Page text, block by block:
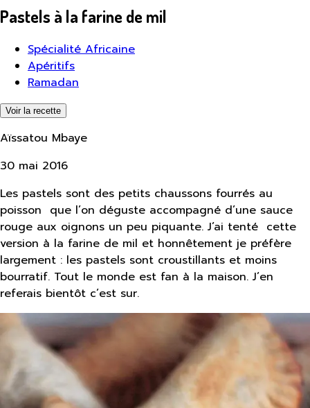
Pastels à la farine de mil
Spécialité Africaine
Apéritifs
Ramadan
Voir la recette
Aïssatou Mbaye
30 mai 2016
Les pastels sont des petits chaussons fourrés au
poisson que l’on déguste accompagné d’une sauce
rouge aux oignons un peu piquante. J’ai tenté cette
version à la farine de mil et honnêtement je préfère
largement : les pastels sont croustillants et moins
bourratif. Tout le monde est fan à la maison. J’en
referais bientôt c’est sur.